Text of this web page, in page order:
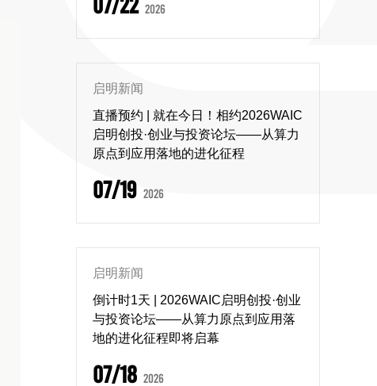
2026
启明新闻
直播预约 | 就在今日！相约2026WAIC
启明创投·创业与投资论坛——从算力
原点到应用落地的进化征程
07/19 2026
启明新闻
倒计时1天 | 2026WAIC启明创投·创业
与投资论坛——从算力原点到应用落
地的进化征程即将启幕
07/18 2026